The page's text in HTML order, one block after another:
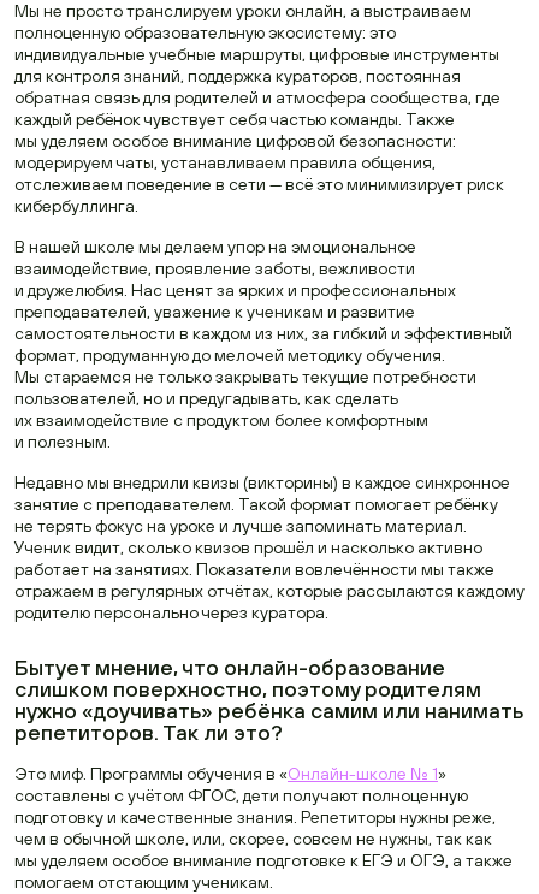
Мы не просто транслируем уроки онлайн, а выстраиваем
полноценную образовательную экосистему: это
индивидуальные учебные маршруты, цифровые инструменты
для контроля знаний, поддержка кураторов, постоянная
обратная связь для родителей и атмосфера сообщества, где
каждый ребёнок чувствует себя частью команды. Также
мы уделяем особое внимание цифровой безопасности:
модерируем чаты, устанавливаем правила общения,
отслеживаем поведение в сети — всё это минимизирует риск
кибербуллинга.
В нашей школе мы делаем упор на эмоциональное
взаимодействие, проявление заботы, вежливости
и дружелюбия. Нас ценят за ярких и профессиональных
преподавателей, уважение к ученикам и развитие
самостоятельности в каждом из них, за гибкий и эффективный
формат, продуманную до мелочей методику обучения.
Мы стараемся не только закрывать текущие потребности
пользователей, но и предугадывать, как сделать
их взаимодействие с продуктом более комфортным
и полезным.
Недавно мы внедрили квизы (викторины) в каждое синхронное
занятие с преподавателем. Такой формат помогает ребёнку
не терять фокус на уроке и лучше запоминать материал.
Ученик видит, сколько квизов прошёл и насколько активно
работает на занятиях. Показатели вовлечённости мы также
отражаем в регулярных отчётах, которые рассылаются каждому
родителю персонально через куратора.
Бытует мнение, что онлайн-образование
слишком поверхностно, поэтому родителям
нужно «доучивать» ребёнка самим или нанимать
репетиторов. Так ли это?
Это миф. Программы обучения в «Онлайн-школе № 1»
составлены с учётом ФГОС, дети получают полноценную
подготовку и качественные знания. Репетиторы нужны реже,
чем в обычной школе, или, скорее, совсем не нужны, так как
мы уделяем особое внимание подготовке к ЕГЭ и ОГЭ, а также
помогаем отстающим ученикам.